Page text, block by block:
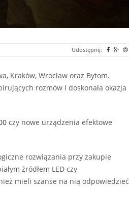
Udostępnij:
Kraków, Wrocław oraz Bytom.
rozmów i doskonała okazja
czy nowe urządzenia efektowe
rozwiązania przy zakupie
źródłem LED czy
mieli szanse na nią odpowiedzieć